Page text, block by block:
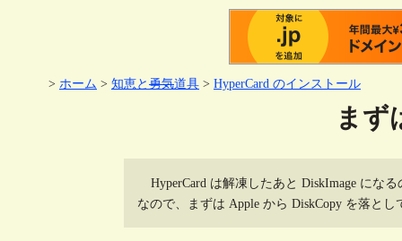
> ホーム > 知恵と勇気道具 > HyperCard のインストール
まず
HyperCard は解凍したあと DiskImage にな
なので、まずは Apple から DiskCopy を落とし